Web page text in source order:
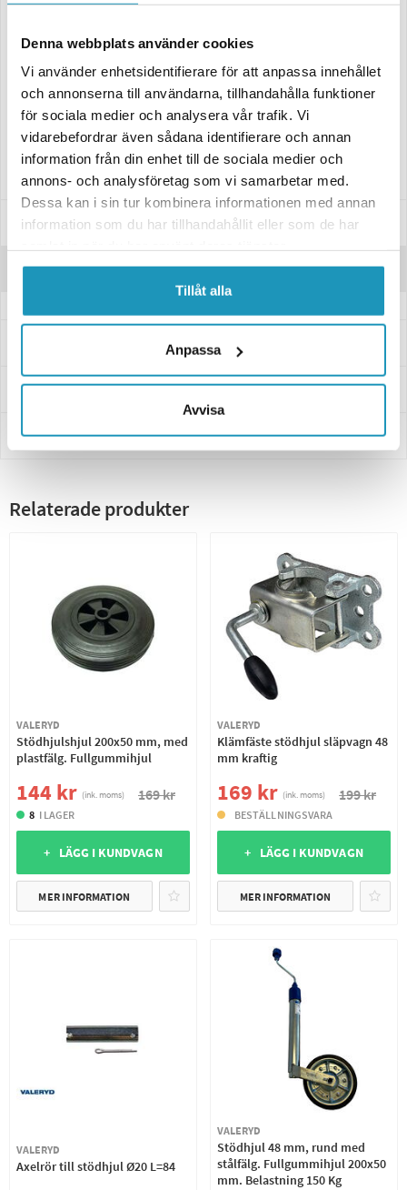
Denna webbplats använder cookies
Vi använder enhetsidentifierare för att anpassa innehållet
och annonserna till användarna, tillhandahålla funktioner
för sociala medier och analysera vår trafik. Vi
vidarebefordrar även sådana identifierare och annan
information från din enhet till de sociala medier och
annons- och analysföretag som vi samarbetar med.
Dessa kan i sin tur kombinera informationen med annan
information som du har tillhandahållit eller som de har
Tillåt alla
Anpassa
Avvisa
stödplatta som minskar risken att vagnen rullar iväg. Skall du ofta
Kontrollera även skicket på stödhjuls klämman samband med byte.
Fullgummihjul 200x50 mm.
Max Belastning: 150 Kg.
Specifikationer
Recensioner
Leverans- & Returinformation
Betalning
Relaterade produkter
VALERYD
Stödhjulshjul 200x50 mm, med
plastfälg. Fullgummihjul
144 kr (ink. moms) 169 kr
8 I LAGER
+ LÄGG I KUNDVAGN
MER INFORMATION
VALERYD
Klämfäste stödhjul släpvagn 48
mm kraftig
169 kr (ink. moms) 199 kr
BESTÄLLNINGSVARA
+ LÄGG I KUNDVAGN
MER INFORMATION
VALERYD
Axelrör till stödhjul Ø20 L=84
VALERYD
Stödhjul 48 mm, rund med
stålfälg. Fullgummihjul 200x50
mm. Belastning 150 Kg